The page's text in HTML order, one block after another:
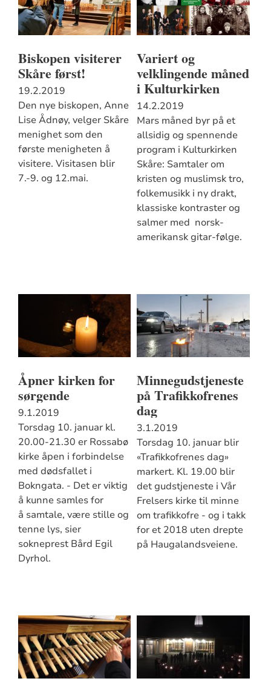
Biskopen visiterer
Skåre først!
19.2.2019
Den nye biskopen, Anne
Lise Ådnøy, velger Skåre
menighet som den
første menigheten å
visitere. Visitasen blir
7.-9. og 12.mai.
Variert og
velklingende måned
i Kulturkirken
14.2.2019
Mars måned byr på et
allsidig og spennende
program i Kulturkirken
Skåre: Samtaler om
kristen og muslimsk tro,
folkemusikk i ny drakt,
klassiske kontraster og
salmer med norsk-
amerikansk gitar-følge.
Åpner kirken for
sørgende
9.1.2019
Torsdag 10. januar kl.
20.00-21.30 er Rossabø
kirke åpen i forbindelse
med dødsfallet i
Bokngata. - Det er viktig
å kunne samles for
å samtale, være stille og
tenne lys, sier
sokneprest Bård Egil
Dyrhol.
Minnegudstjeneste
på Trafikkofrenes
dag
3.1.2019
Torsdag 10. januar blir
«Trafikkofrenes dag»
markert. Kl. 19.00 blir
det gudstjeneste i Vår
Frelsers kirke til minne
om trafikkofre - og i takk
for et 2018 uten drepte
på Haugalandsveiene.